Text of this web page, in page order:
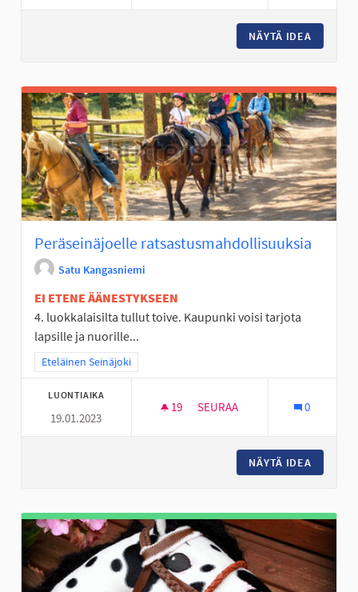
NÄYTÄ IDEA
Peräseinäjoelle ratsastusmahdollisuuksia
Satu Kangasniemi
EI ETENE ÄÄNESTYKSEEN
4. luokkalaisilta tullut toive. Kaupunki voisi tarjota
lapsille ja nuorille...
Rajaa tulokset teeman mukaan: Eteläinen Seinäjoki
Eteläinen Seinäjoki
LUONTIAIKA
19.01.2023
19 19 SEURAAJAA
SEURAA 0
NÄYTÄ IDEA